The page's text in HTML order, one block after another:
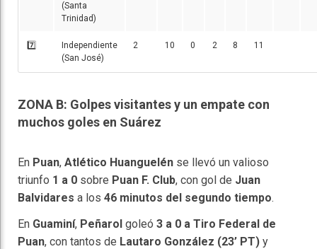
(Santa
Trinidad)
7️⃣
Independiente
(San José)
2 10 0 2 8 11
ZONA B: Golpes visitantes y un empate con
muchos goles en Suárez
En Puan, Atlético Huanguelén se llevó un valioso
triunfo 1 a 0 sobre Puan F. Club, con gol de Juan
Balvidares a los 46 minutos del segundo tiempo.
En Guaminí, Peñarol goleó 3 a 0 a Tiro Federal de
Puan, con tantos de Lautaro González (23’ PT) y